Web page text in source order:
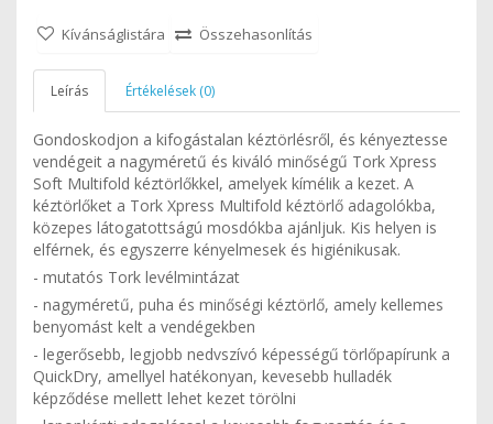
Kívánságlistára Összehasonlítás
Leírás Értékelések (0)
Gondoskodjon a kifogástalan kéztörlésről, és kényeztesse
vendégeit a nagyméretű és kiváló minőségű Tork Xpress
Soft Multifold kéztörlőkkel, amelyek kímélik a kezet. A
kéztörlőket a Tork Xpress Multifold kéztörlő adagolókba,
közepes látogatottságú mosdókba ajánljuk. Kis helyen is
elférnek, és egyszerre kényelmesek és higiénikusak.
- mutatós Tork levélmintázat
- nagyméretű, puha és minőségi kéztörlő, amely kellemes
benyomást kelt a vendégekben
- legerősebb, legjobb nedvszívó képességű törlőpapírunk a
QuickDry, amellyel hatékonyan, kevesebb hulladék
képződése mellett lehet kezet törölni